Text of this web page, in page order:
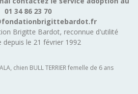
01 34 86 23 70
Brigitte Bardot, reconnue d'utilité
depuis le 21 février 1992
chien BULL TERRIER femelle de 6 ans